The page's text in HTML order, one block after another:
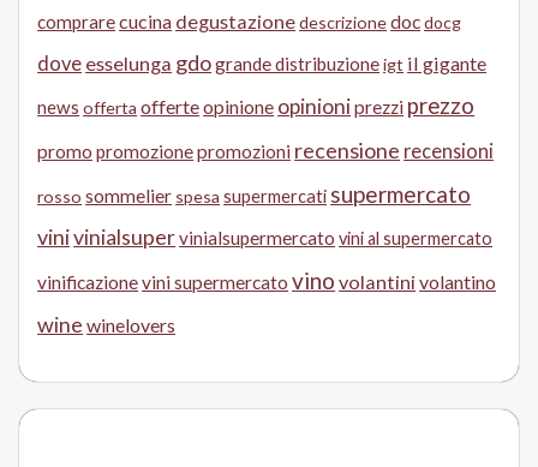
comprarecucina degustazionedescrizionedocdocg
dove esselunga gdogrande distribuzioneigt il gigante
news offerta offerteopinione opinioniprezzi prezzo
promo promozionepromozioni recensione recensioni
rosso sommelier spesa supermercati supermercato
vinivinialsupervinialsupermercato vini al supermercato
vinificazionevini supermercato vino volantini volantino
wine winelovers